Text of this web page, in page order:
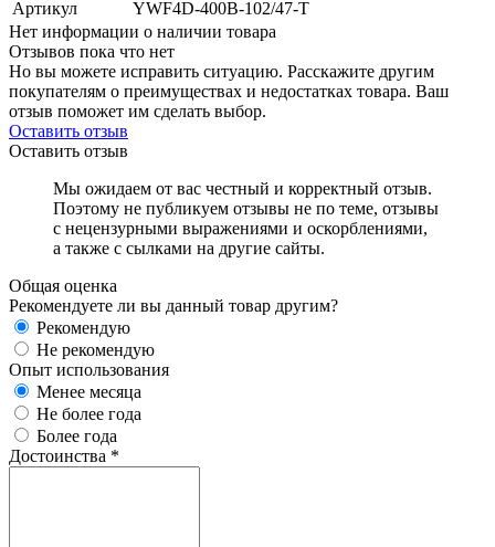
Артикул
YWF4D-400B-102/47-T
Нет информации о наличии товара
Отзывов пока что нет
Но вы можете исправить ситуацию. Расскажите другим
покупателям о преимуществах и недостатках товара. Ваш
отзыв поможет им сделать выбор.
Оставить отзыв
Оставить отзыв
Мы ожидаем от вас честный и корректный отзыв.
Поэтому не публикуем отзывы не по теме, отзывы
с нецензурными выражениями и оскорблениями,
а также с сылками на другие сайты.
Общая оценка
Рекомендуете ли вы данный товар другим?
Рекомендую
Не рекомендую
Опыт использования
Менее месяца
Не более года
Более года
Достоинства *